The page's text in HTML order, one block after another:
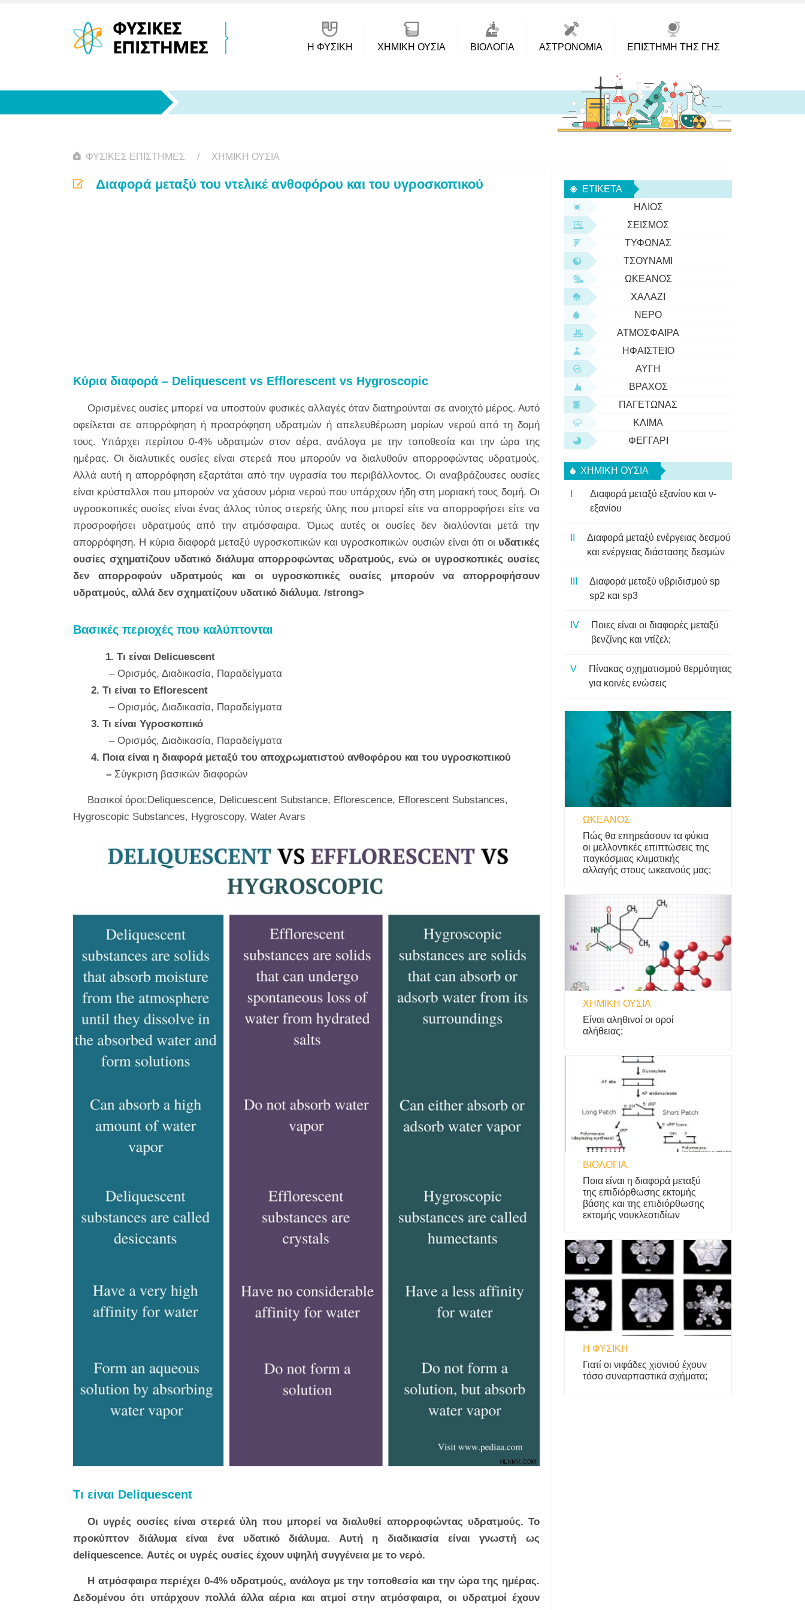
Η ΦΥΣΙΚΗ ΧΗΜΙΚΉ ΟΥΣΊΑ ΒΙΟΛΟΓΊΑ ΑΣΤΡΟΝΟΜΊΑ ΕΠΙΣΤΉΜΗ ΤΗΣ ΓΗΣ
ΦΥΣΙΚΈΣ ΕΠΙΣΤΉΜΕΣ ΧΗΜΙΚΉ ΟΥΣΊΑ
Διαφορά μεταξύ του ντελικέ ανθοφόρου και του υγροσκοπικού
Κύρια διαφορά – Deliquescent vs Efflorescent vs Hygroscopic
Ορισμένες ουσίες μπορεί να υποστούν φυσικές αλλαγές όταν διατηρούνται σε ανοιχτό μέρος. Αυτό
οφείλεται σε απορρόφηση ή προσρόφηση υδρατμών ή απελευθέρωση μορίων νερού από τη δομή
τους. Υπάρχει περίπου 0-4% υδρατμών στον αέρα, ανάλογα με την τοποθεσία και την ώρα της
ημέρας. Οι διαλυτικές ουσίες είναι στερεά που μπορούν να διαλυθούν απορροφώντας υδρατμούς.
Αλλά αυτή η απορρόφηση εξαρτάται από την υγρασία του περιβάλλοντος. Οι αναβράζουσες ουσίες
είναι κρύσταλλοι που μπορούν να χάσουν μόρια νερού που υπάρχουν ήδη στη μοριακή τους δομή. Οι
υγροσκοπικές ουσίες είναι ένας άλλος τύπος στερεής ύλης που μπορεί είτε να απορροφήσει είτε να
προσροφήσει υδρατμούς από την ατμόσφαιρα. Όμως αυτές οι ουσίες δεν διαλύονται μετά την
απορρόφηση. Η κύρια διαφορά μεταξύ υγροσκοπικών και υγροσκοπικών ουσιών είναι ότι οι υδατικές
ουσίες σχηματίζουν υδατικό διάλυμα απορροφώντας υδρατμούς, ενώ οι υγροσκοπικές ουσίες
δεν απορροφούν υδρατμούς και οι υγροσκοπικές ουσίες μπορούν να απορροφήσουν
υδρατμούς, αλλά δεν σχηματίζουν υδατικό διάλυμα. /strong>
Βασικές περιοχές που καλύπτονται
1. Τι είναι Delicuescent
– Ορισμός, Διαδικασία, Παραδείγματα
2. Τι είναι το Eflorescent
– Ορισμός, Διαδικασία, Παραδείγματα
3. Τι είναι Υγροσκοπικό
– Ορισμός, Διαδικασία, Παραδείγματα
4. Ποια είναι η διαφορά μεταξύ του αποχρωματιστού ανθοφόρου και του υγροσκοπικού
– Σύγκριση βασικών διαφορών
Βασικοί όροι:Deliquescence, Delicuescent Substance, Eflorescence, Eflorescent Substances,
Hygroscopic Substances, Hygroscopy, Water Avars
Τι είναι Deliquescent
Οι υγρές ουσίες είναι στερεά ύλη που μπορεί να διαλυθεί απορροφώντας υδρατμούς. Το
προκύπτον διάλυμα είναι ένα υδατικό διάλυμα. Αυτή η διαδικασία είναι γνωστή ως
deliquescence. Αυτές οι υγρές ουσίες έχουν υψηλή συγγένεια με το νερό.
Η ατμόσφαιρα περιέχει 0-4% υδρατμούς, ανάλογα με την τοποθεσία και την ώρα της ημέρας.
Δεδομένου ότι υπάρχουν πολλά άλλα αέρια και ατμοί στην ατμόσφαιρα, οι υδρατμοί έχουν
ΕΤΙΚΈΤΑ
ΉΛΙΟΣ
ΣΕΙΣΜΌΣ
ΤΥΦΏΝΑΣ
ΤΣΟΥΝΆΜΙ
ΩΚΕΑΝΌΣ
ΧΑΛΆΖΙ
ΝΕΡΌ
ΑΤΜΌΣΦΑΙΡΑ
ΗΦΑΊΣΤΕΙΟ
ΑΥΓΉ
ΒΡΆΧΟΣ
ΠΑΓΕΤΏΝΑΣ
ΚΛΊΜΑ
ΦΕΓΓΆΡΙ
ΧΗΜΙΚΉ ΟΥΣΊΑ
Διαφορά μεταξύ εξανίου και ν-
εξανίου
Διαφορά μεταξύ ενέργειας δεσμού
και ενέργειας διάστασης δεσμών
Διαφορά μεταξύ υβριδισμού sp
sp2 και sp3
Ποιες είναι οι διαφορές μεταξύ
βενζίνης και ντίζελ;
Πίνακας σχηματισμού θερμότητας
για κοινές ενώσεις
ΩΚΕΑΝΌΣ
Πώς θα επηρεάσουν τα φύκια
οι μελλοντικές επιπτώσεις της
παγκόσμιας κλιματικής
αλλαγής στους ωκεανούς μας;
ΧΗΜΙΚΉ ΟΥΣΊΑ
Είναι αληθινοί οι οροί
αλήθειας;
ΒΙΟΛΟΓΊΑ
Ποια είναι η διαφορά μεταξύ
της επιδιόρθωσης εκτομής
βάσης και της επιδιόρθωσης
εκτομής νουκλεοτιδίων
Η ΦΥΣΙΚΗ
Γιατί οι νιφάδες χιονιού έχουν
τόσο συναρπαστικά σχήματα;